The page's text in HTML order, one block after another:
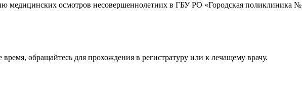
медицинских осмотров несовершеннолетних в ГБУ РО «Городская поликлиника
обращайтесь для прохождения в регистратуру или к лечащему врачу.